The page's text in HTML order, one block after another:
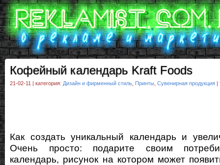
Кофейный календарь Kraft Foods
21-02-11 | категория: Дизайн и фирменный стиль Принты Сувенирная продукция |
Как создать уникальный календарь и
Очень просто: подарите своим
календарь, рисунок на котором может